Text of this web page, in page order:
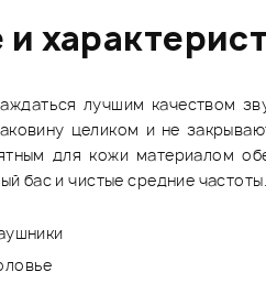
лучшим качеством
целиком и не
для кожи материалом
бас и чистые средние частоты.